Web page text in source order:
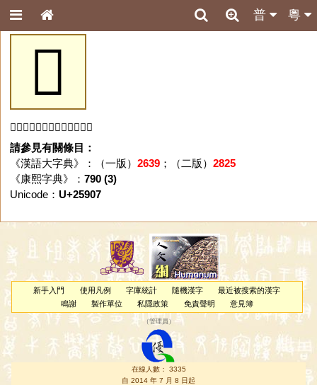
粵
普
𥤇
「𥤇」字未收錄於本資料庫。
請參見有關條目：
《漢語大字典》：（一版） 2639；（二版） 2825
《康熙字典》： 790 (3)
Unicode： U+25907
新手入門 使用凡例 字庫統計 隨機漢字
最近被搜索的漢字
鳴謝
製作單位 私隱政策 免責聲明 意見簿
（管理員 ）
在線人數： 3335
自 2014 年 7 月 8 日起